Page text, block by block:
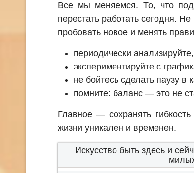
Все мы меняемся. То, что
перестать работать сегодня.
пробовать новое и менять
периодически
экспериментируйте с
не бойтесь сделать паузу в
помните: баланс — это не
Главное — сохранять
жизни уникален и временен.
Искусство быть здесь и